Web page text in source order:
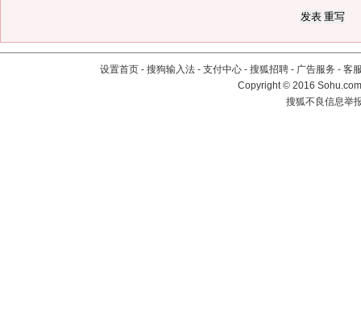
设置首页 - 搜狗输入法 - 支付中心 - 搜狐招聘 - 广告服务 - 客
Copyright©2016
搜狐不良信息举